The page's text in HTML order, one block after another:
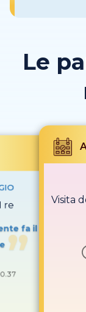
Le
re
fa il
Visita